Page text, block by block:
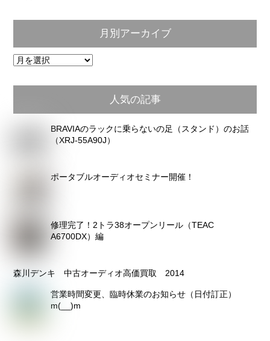
月別アーカイブ
月
ア
カ
人気の記事
BRAVIAのラックに乗らないの足（スタンド）のお話
（XRJ-55A90J）
ポータブルオーディオセミナー開催！
修理完了！2トラ38オープンリール（TEAC
A6700DX）編
森川デンキ 中古オーディオ高価買取 2014
営業時間変更、臨時休業のお知らせ（日付訂正）
m(__)m